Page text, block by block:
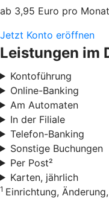
ab 3,95 Euro pro Monat
Jetzt Konto eröffnen
Leistungen im
Kontoführung
Online-Banking
Am Automaten
In der Filiale
Telefon-Banking
Sonstige Buchungen
Per Post²
Karten, jährlich
1 Einrichtung,